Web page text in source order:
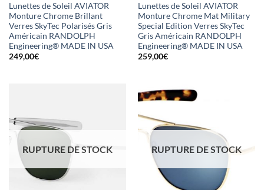
Lunettes de Soleil AVIATOR
Monture Chrome Brillant
Verres SkyTec Polarisés Gris
Américain RANDOLPH
Engineering® MADE IN USA
249,00€
Lunettes de Soleil AVIATOR
Monture Chrome Mat Military
Special Edition Verres SkyTec
Gris Américain RANDOLPH
Engineering® MADE IN USA
259,00€
RUPTURE DE STOCK RUPTURE DE STOCK